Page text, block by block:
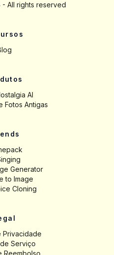
- All rights reserved
AI
Fotos Antigas
Generator
to Image
Cloning
Privacidade
Serviço
Reembolso